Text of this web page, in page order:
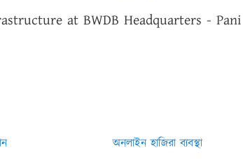
at BWDB Headquarters -
অনলাইন হাজিরা ব্যবস্থা